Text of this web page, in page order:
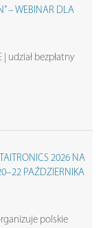
– WEBINAR DLA
| udział bezpłatny
2026 NA
PAŹDZIERNIKA
polskie